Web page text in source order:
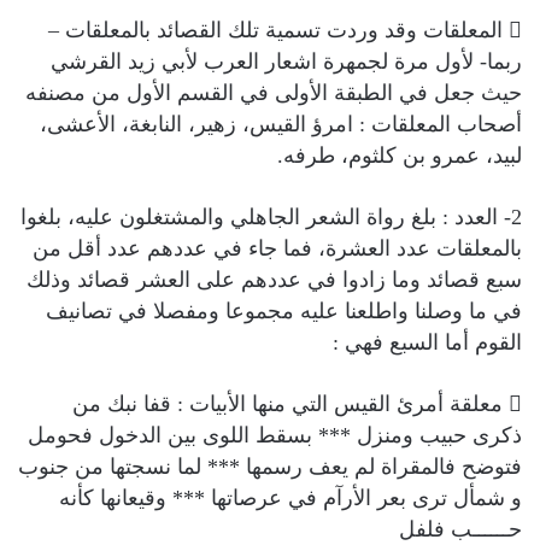
 المعلقات وقد وردت تسمية تلك القصائد بالمعلقات –
ربما- لأول مرة لجمهرة اشعار العرب لأبي زيد القرشي
حيث جعل في الطبقة الأولى في القسم الأول من مصنفه
أصحاب المعلقات : امرؤ القيس، زهير، النابغة، الأعشى،
لبيد، عمرو بن كلثوم، طرفه.
2- العدد : بلغ رواة الشعر الجاهلي والمشتغلون عليه، بلغوا
بالمعلقات عدد العشرة، فما جاء في عددهم عدد أقل من
سبع قصائد وما زادوا في عددهم على العشر قصائد وذلك
في ما وصلنا واطلعنا عليه مجموعا ومفصلا في تصانيف
القوم أما السبع فهي :
 معلقة أمرئ القيس التي منها الأبيات : قفا نبك من
ذكرى حبيب ومنزل *** بسقط اللوى بين الدخول فحومل
فتوضح فالمقراة لم يعف رسمها *** لما نسجتها من جنوب
و شمأل ترى بعر الأرآم في عرصاتها *** وقيعانها كأنه
حــــــب فلفل